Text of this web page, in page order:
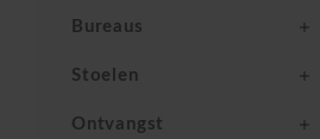
Bureaus
Stoelen
Ontvangst